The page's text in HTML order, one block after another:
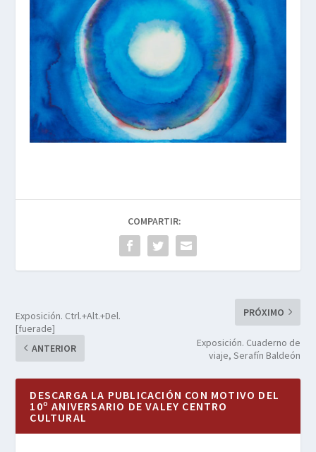
COMPARTIR:
Exposición. Ctrl.+Alt.+Del.
[fuerade]
ANTERIOR
PRÓXIMO
Exposición. Cuaderno de
viaje, Serafín Baldeón
DESCARGA LA PUBLICACIÓN CON MOTIVO DEL
10º ANIVERSARIO DE VALEY CENTRO
CULTURAL